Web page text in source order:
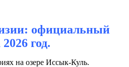
официальный
год.
на озере Иссык-Куль.